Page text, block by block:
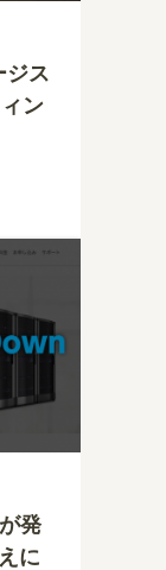
ジス
ン
発
に